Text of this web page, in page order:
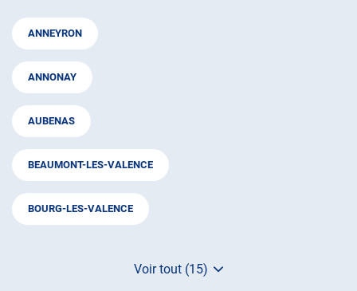
ANNEYRON
ANNONAY
AUBENAS
BEAUMONT-LES-VALENCE
BOURG-LES-VALENCE
Voir tout (15)
de